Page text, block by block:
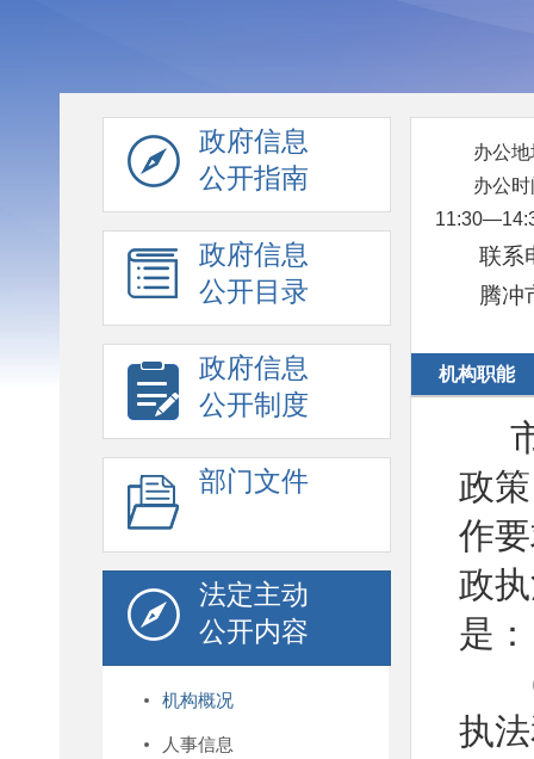
政府信息
公开指南
政府信息
公开目录
政府信息
公开制度
部门文件
法定主动
公开内容
机构概况
人事信息
办公
办公
联系
腾冲
机构职能
政
作
政
是：
执